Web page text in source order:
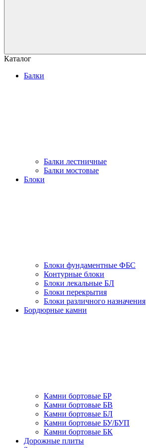
Каталог
Балки
Балки лестничные
Балки мостовые
Блоки
Блоки фундаментные ФБС
Контурные блоки
Блоки лекальные БЛ
Блоки перекрытия
Блоки различного назначения
Бордюрные камни
Камни бортовые БР
Камни бортовые БВ
Камни бортовые БЛ
Камни бортовые БУ/БУП
Камни бортовые БК
Дорожные плиты